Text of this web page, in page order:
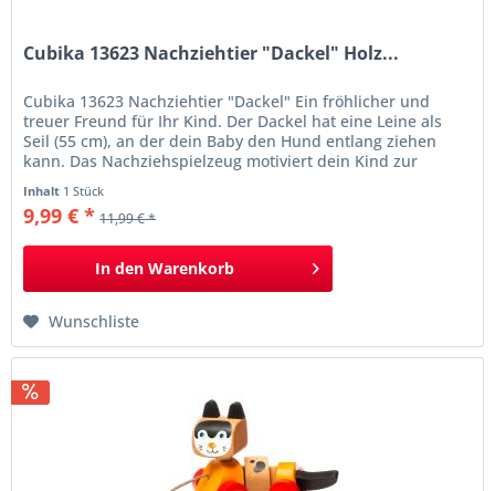
Cubika 13623 Nachziehtier "Dackel" Holz...
Cubika 13623 Nachziehtier "Dackel" Ein fröhlicher und
treuer Freund für Ihr Kind. Der Dackel hat eine Leine als
Seil (55 cm), an der dein Baby den Hund entlang ziehen
kann. Das Nachziehspielzeug motiviert dein Kind zur
und Muskelkraft. Informationen süßer Hund zum
Nachziehen mit beweglichen Körper Maße (LxBxH):...
Inhalt 1 Stück
9,99 € * 11,99 € *
In den Warenkorb
Wunschliste